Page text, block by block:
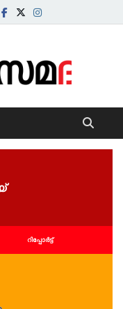
റിപ്പോര്‍ട്ട്